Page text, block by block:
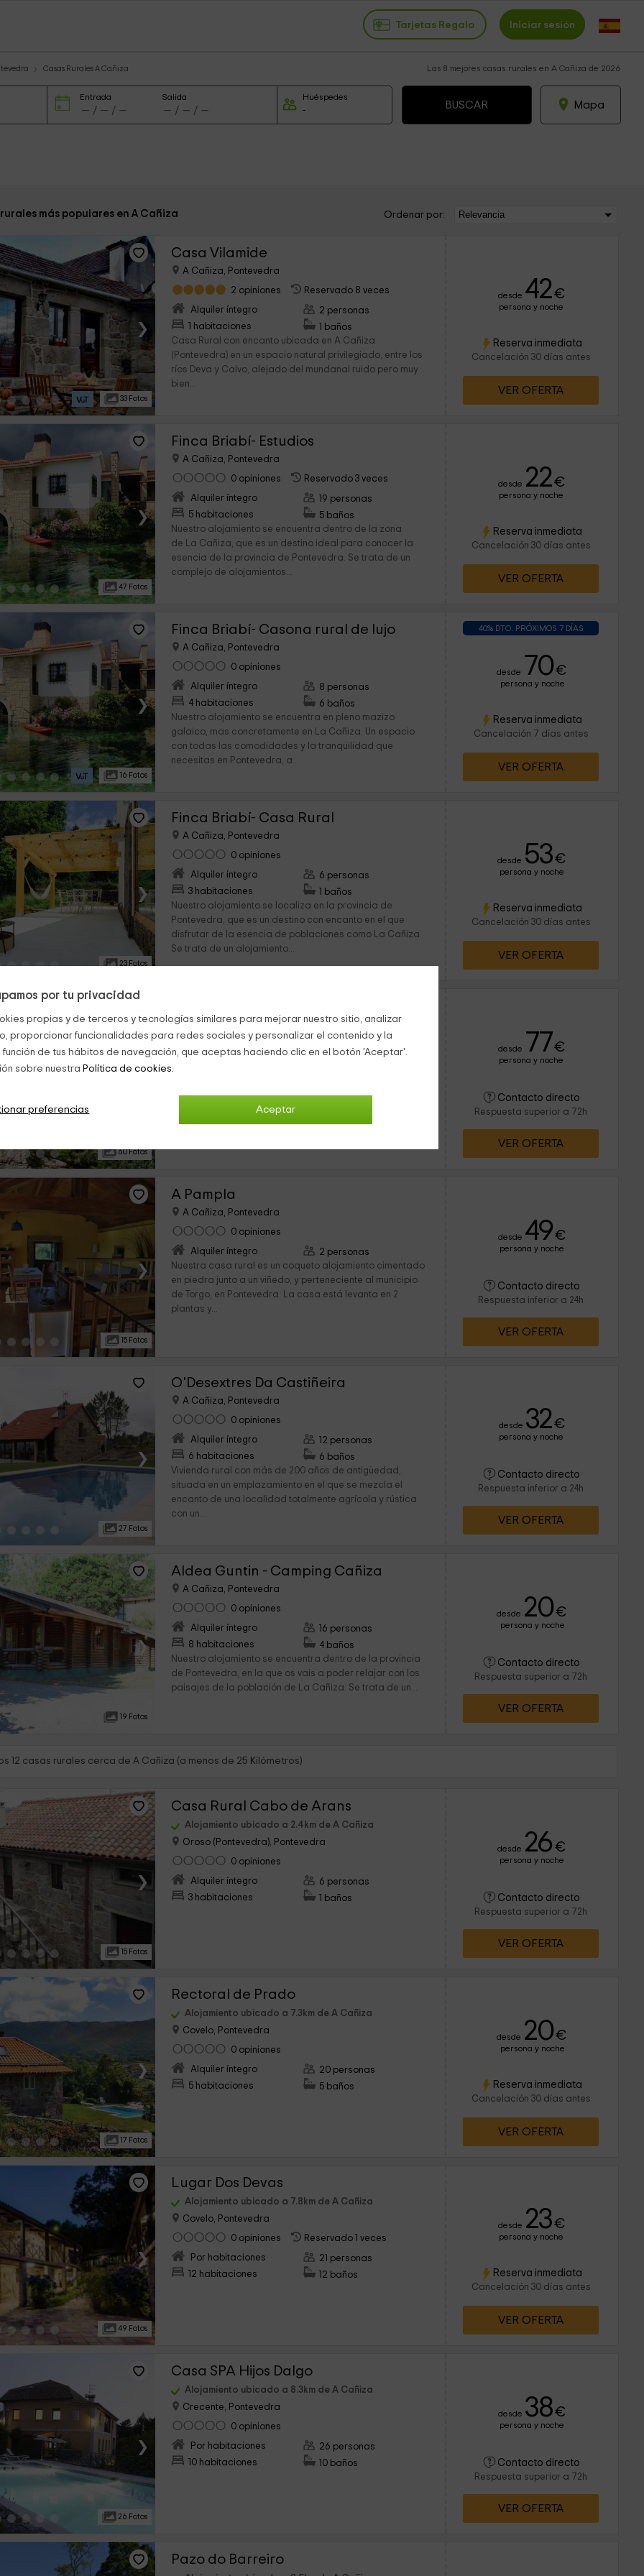
por tu privacidad
propias y de terceros y tecnologías similares para mejorar nuestro sitio, analizar
proporcionar funcionalidades para redes sociales y personalizar el contenido y la
de tus hábitos de navegación, que aceptas haciendo clic en el botón 'Aceptar'.
sobre nuestra Política de cookies.
Aceptar
preferencias
Tarjetas Regalo Iniciar sesión
Casas Rurales A Cañiza Las 8 mejores casas rurales en A Cañiza de 2026
Entrada Salida Huéspedes
Mapa
más populares en A Cañiza Ordenar por:
›
33 Fotos
Casa Vilamide
A Cañiza, Pontevedra
2 opiniones
Reservado 8 veces
Alquiler íntegro
1 habitaciones
2 personas
1 baños
Casa Rural con encanto ubicada en A Cañiza
(Pontevedra) en un espacio natural privilegiado, entre los
ríos Deva y Calvo, alejado del mundanal ruido pero muy
bien...
desde 42€
persona y noche
Reserva inmediata
Cancelación 30 días antes
VER OFERTA
›
47 Fotos
Finca Briabí- Estudios
A Cañiza, Pontevedra
0 opiniones
Reservado 3 veces
Alquiler íntegro
5 habitaciones
19 personas
5 baños
Nuestro alojamiento se encuentra dentro de la zona
de La Cañiza, que es un destino ideal para conocer la
esencia de la provincia de Pontevedra. Se trata de un
complejo de alojamientos...
desde 22€
persona y noche
Reserva inmediata
Cancelación 30 días antes
VER OFERTA
›
16 Fotos
Finca Briabí- Casona rural de lujo
A Cañiza, Pontevedra
0 opiniones
Alquiler íntegro
4 habitaciones
8 personas
6 baños
Nuestro alojamiento se encuentra en pleno mazizo
galaico, mas concretamente en La Cañiza. Un espacio
con todas las comodidades y la tranquilidad que
necesitas en Pontevedra, a...
40% DTO. PRÓXIMOS 7 DÍAS
desde 70€
persona y noche
Reserva inmediata
Cancelación 7 días antes
VER OFERTA
›
23 Fotos
Finca Briabí- Casa Rural
A Cañiza, Pontevedra
0 opiniones
Alquiler íntegro
3 habitaciones
6 personas
1 baños
Nuestro alojamiento se localiza en la provincia de
Pontevedra, que es un destino con encanto en el que
disfrutar de la esencia de poblaciones como La Cañiza.
Se trata de un alojamiento...
desde 53€
persona y noche
Reserva inmediata
Cancelación 30 días antes
VER OFERTA
›
60 Fotos
A Cañiza, Pontevedra
0 opiniones
La espectacular casa está ubicada en A
Cañiza, municipio perteneciente a la provincia de
Pontevedra. Cuenta con una población de más de 5.000
desde 77€
persona y noche
Contacto directo
Respuesta superior a 72h
VER OFERTA
›
15 Fotos
A Pampla
A Cañiza, Pontevedra
0 opiniones
Alquiler íntegro
2 personas
Nuestra casa rural es un coqueto alojamiento cimentado
en piedra junto a un viñedo, y perteneciente al municipio
de Torgo, en Pontevedra. La casa está levanta en 2
plantas y...
desde 49€
persona y noche
Contacto directo
Respuesta inferior a 24h
VER OFERTA
›
27 Fotos
O'Desextres Da Castiñeira
A Cañiza, Pontevedra
0 opiniones
Alquiler íntegro
6 habitaciones
12 personas
6 baños
Vivienda rural con más de 200 años de antigüedad,
situada en un emplazamiento en el que se mezcla el
encanto de una localidad totalmente agrícola y rústica
con un...
desde 32€
persona y noche
Contacto directo
Respuesta inferior a 24h
VER OFERTA
›
19 Fotos
Aldea Guntin - Camping Cañiza
A Cañiza, Pontevedra
0 opiniones
Alquiler íntegro
8 habitaciones
16 personas
4 baños
Nuestro alojamiento se encuentra dentro de la provincia
de Pontevedra, en la que os vais a poder relajar con los
paisajes de la población de La Cañiza. Se trata de un...
desde 20€
persona y noche
Contacto directo
Respuesta superior a 72h
VER OFERTA
12 casas rurales cerca de A Cañiza (a menos de 25 Kilómetros)
›
15 Fotos
Casa Rural Cabo de Arans
Alojamiento ubicado a 2.4km de A Cañiza
Oroso (Pontevedra), Pontevedra
0 opiniones
Alquiler íntegro
3 habitaciones
6 personas
1 baños
desde 26 €
persona y noche
Contacto directo
Respuesta superior a 72h
VER OFERTA
›
17 Fotos
Rectoral de Prado
Alojamiento ubicado a 7.3km de A Cañiza
Covelo, Pontevedra
0 opiniones
Alquiler íntegro
5 habitaciones
20 personas
5 baños
desde 20€
persona y noche
Reserva inmediata
Cancelación 30 días antes
VER OFERTA
›
49 Fotos
Lugar Dos Devas
Alojamiento ubicado a 7.8km de A Cañiza
Covelo, Pontevedra
0 opiniones
Reservado 1 veces
Por habitaciones
12 habitaciones
21 personas
12 baños
desde 23€
persona y noche
Reserva inmediata
Cancelación 30 días antes
VER OFERTA
›
26 Fotos
Casa SPA Hijos Dalgo
Alojamiento ubicado a 8.3km de A Cañiza
Crecente, Pontevedra
0 opiniones
Por habitaciones
10 habitaciones
26 personas
10 baños
desde 38€
persona y noche
Contacto directo
Respuesta superior a 72h
VER OFERTA
Pazo do Barreiro